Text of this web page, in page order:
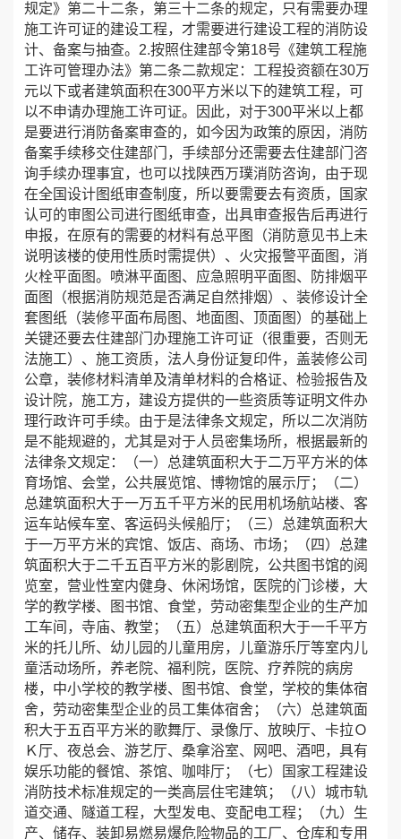
规定》第二十二条，第三十二条的规定，只有需要办理
施工许可证的建设工程，才需要进行建设工程的消防设
计、备案与抽查。2.按照住建部令第18号《建筑工程施
工许可管理办法》第二条二款规定：工程投资额在30万
元以下或者建筑面积在300平方米以下的建筑工程，可
以不申请办理施工许可证。因此，对于300平米以上都
是要进行消防备案审查的，如今因为政策的原因，消防
备案手续移交住建部门，手续部分还需要去住建部门咨
询手续办理事宜，也可以找陕西万璞消防咨询，由于现
在全国设计图纸审查制度，所以要需要去有资质，国家
认可的审图公司进行图纸审查，出具审查报告后再进行
申报，在原有的需要的材料有总平图（消防意见书上未
说明该楼的使用性质时需提供）、火灾报警平面图，消
火栓平面图。喷淋平面图、应急照明平面图、防排烟平
面图（根据消防规范是否满足自然排烟）、装修设计全
套图纸（装修平面布局图、地面图、顶面图）的基础上
关键还要去住建部门办理施工许可证（很重要，否则无
法施工）、施工资质，法人身份证复印件，盖装修公司
公章，装修材料清单及清单材料的合格证、检验报告及
设计院，施工方，建设方提供的一些资质等证明文件办
理行政许可手续。由于是法律条文规定，所以二次消防
是不能规避的，尤其是对于人员密集场所，根据最新的
法律条文规定：（一）总建筑面积大于二万平方米的体
育场馆、会堂，公共展览馆、博物馆的展示厅；（二）
总建筑面积大于一万五千平方米的民用机场航站楼、客
运车站候车室、客运码头候船厅；（三）总建筑面积大
于一万平方米的宾馆、饭店、商场、市场；（四）总建
筑面积大于二千五百平方米的影剧院，公共图书馆的阅
览室，营业性室内健身、休闲场馆，医院的门诊楼，大
学的教学楼、图书馆、食堂，劳动密集型企业的生产加
工车间，寺庙、教堂；（五）总建筑面积大于一千平方
米的托儿所、幼儿园的儿童用房，儿童游乐厅等室内儿
童活动场所，养老院、福利院，医院、疗养院的病房
楼，中小学校的教学楼、图书馆、食堂，学校的集体宿
舍，劳动密集型企业的员工集体宿舍；（六）总建筑面
积大于五百平方米的歌舞厅、录像厅、放映厅、卡拉Ｏ
Ｋ厅、夜总会、游艺厅、桑拿浴室、网吧、酒吧，具有
娱乐功能的餐馆、茶馆、咖啡厅；（七）国家工程建设
消防技术标准规定的一类高层住宅建筑；（八）城市轨
道交通、隧道工程，大型发电、变配电工程；（九）生
产、储存、装卸易燃易爆危险物品的工厂、仓库和专用